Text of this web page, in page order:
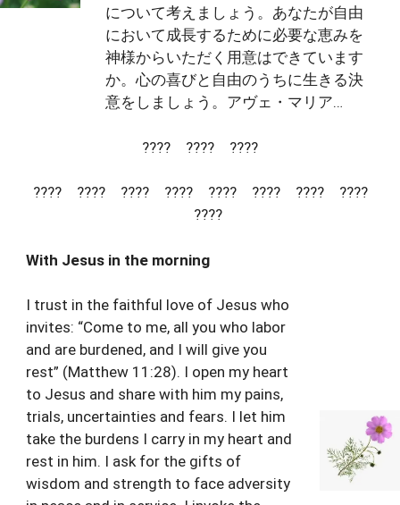
について考えましょう。あなたが自由
において成長するために必要な恵みを
神様からいただく用意はできています
か。心の喜びと自由のうちに生きる決
意をしましょう。アヴェ・マリア…
???? ???? ????
???? ???? ???? ???? ???? ???? ???? ????
????
With Jesus in the morning
I trust in the faithful love of Jesus who
invites: “Come to me, all you who labor
and are burdened, and I will give you
rest” (Matthew 11:28). I open my heart
to Jesus and share with him my pains,
trials, uncertainties and fears. I let him
take the burdens I carry in my heart and
rest in him. I ask for the gifts of
wisdom and strength to face adversity